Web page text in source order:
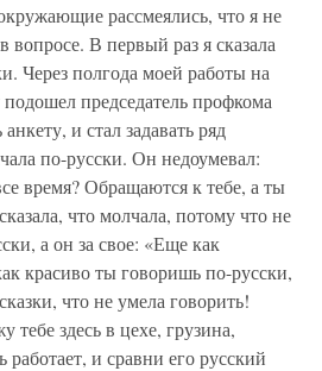
рассмеялись, что я не
вопросе. В первый раз я сказала
Через полгода моей работы на
председатель профкома
и стал задавать ряд
по-русски. Он недоумевал:
время? Обращаются к тебе, а ты
что молчала, потому что не
а он за свое: «Еще как
красиво ты говоришь по-русски,
что не умела говорить!
здесь в цехе, грузина,
работает, и сравни его русский